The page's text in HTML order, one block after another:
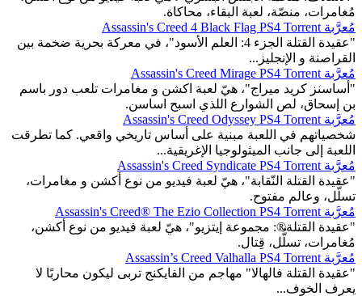
مُغامرات، منصّة، لعبة البقاء، محاكاة.
مُعرَّبة Assassin's Creed 4 Black Flag PS4 Torrent
"عقيدة القتلة الجزء 4: العلم الأسود"، في معركة بحرية ضخمة بين
القراصنة و الإنجليز...
مُعرَّبة Assassin's Creed Mirage PS4 Torrent
"أساسنز كريد ميراج"، هيّ لعبة اكشن و مغامرات تلعب دور باسم
بن إسحاق، لص الشوارع اللذي اسبح اساسن.
مُعرَّبة Assassin's Creed Odyssey PS4 Torrent
شخصياتهم في اللعبة مبنية على أساس تاريخي واقعي. كما تطرقت
اللعبة إلى جانب الميثولوجيا الإغريقية...
مُعرَّبة Assassin's Creed Syndicate PS4 Torrent
"عقيدة القتلة النّقابة"، هيّ لعبة فيديو من نوع أكشن و مغامرات،
تسلّل، وعالم مفتوح.
مُعرَّبة Assassin's Creed® The Ezio Collection PS4 Torrent
"عقيدة القتلة®: مجموعة إيتزيو"، هيّ لعبة فيديو من نوع أكشن،
مُغامرات، تسلُّل، قِتال.
مُعرَّبة Assassin’s Creed Valhalla PS4 Torrent
"عقيدة القتلة فالهالا" مهاجم من الفايكنج تربى ليكون محاربًا لا
يعرف الخوف...